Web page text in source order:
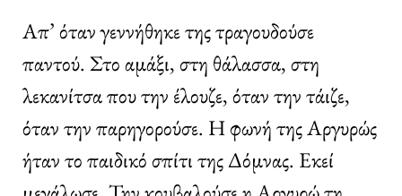
Απ’ όταν γεννήθηκε της τραγουδούσε
παντού. Στο αμάξι, στη θάλασσα, στη
λεκανίτσα που την έλουζε, όταν την τάιζε,
όταν την παρηγορούσε. Η φωνή της Αργυρώς
ήταν το παιδικό σπίτι της Δόμνας. Εκεί